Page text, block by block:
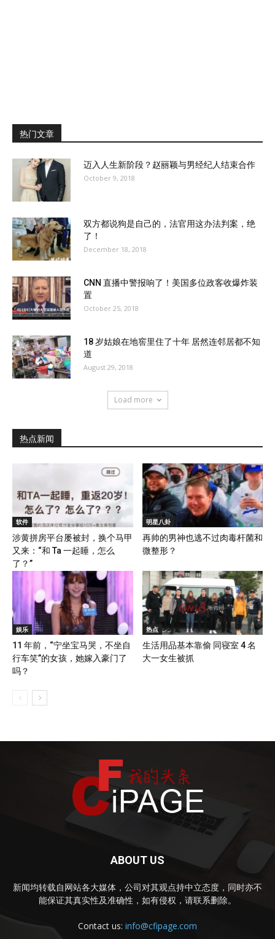
热门文章
迈入人生新阶段？赵丽颖与男经纪人结束合作
October 9, 2018
双方都说狗是自己的，法官用这办法判案，绝
了！
December 18, 2018
CNN 直播中警报响了！美国多位政客收爆炸装
置
October 25, 2018
18 岁姑娘在地窖里住了十年 居然连邻居都不知
道
August 29, 2018
Load more
热点新闻
软件
涉黄拼房平台屡被封，换个马甲
又来：“和 Ta 一起睡，怎么
了？”
明星八卦
再帅的男神也逃不过肉毒杆菌和
微整形？
娱乐
11 年前，“宁坐宝马哭，不坐自
行车笑”的女孩，她嫁入豪门了
吗？
热点
生活用品基本靠偷 同寝室 4 名
大一女生被抓
ABOUT US
新闻均转载自网站各大媒体，公司对其观点持中立态度，同时亦不
能保证其真实性及准确性，如有侵权，请联系删除。
Contact us: info@cfipage.com